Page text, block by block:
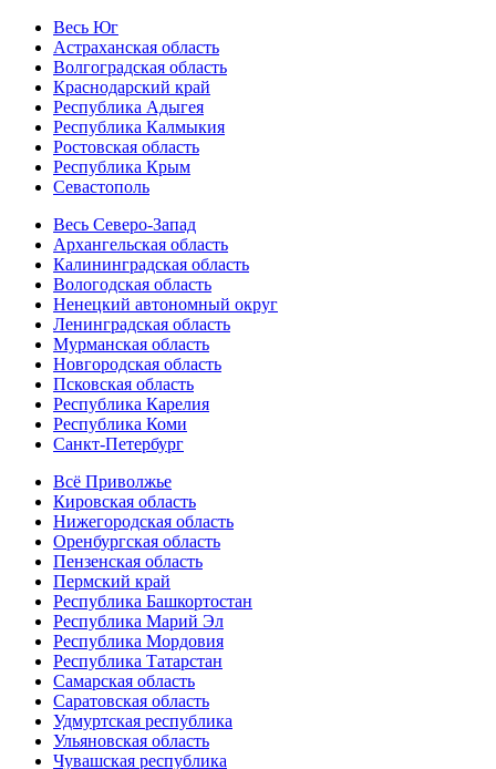
Весь Юг
Астраханская область
Волгоградская область
Краснодарский край
Республика Адыгея
Республика Калмыкия
Ростовская область
Республика Крым
Севастополь
Весь Северо-Запад
Архангельская область
Калининградская область
Вологодская область
Ненецкий автономный округ
Ленинградская область
Мурманская область
Новгородская область
Псковская область
Республика Карелия
Республика Коми
Санкт-Петербург
Всё Приволжье
Кировская область
Нижегородская область
Оренбургская область
Пензенская область
Пермский край
Республика Башкортостан
Республика Марий Эл
Республика Мордовия
Республика Татарстан
Самарская область
Саратовская область
Удмуртская республика
Ульяновская область
Чувашская республика